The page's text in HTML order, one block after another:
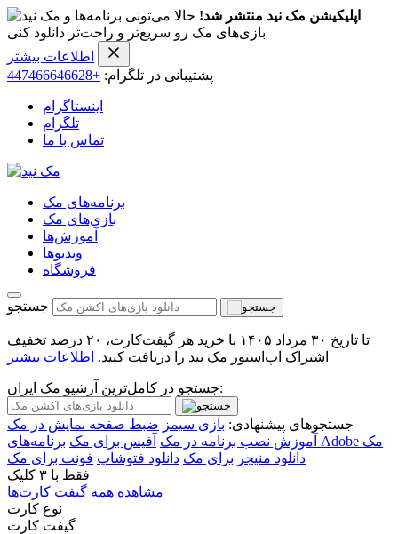
اپلیکیشن مک نید منتشر شد! حالا می‌تونی برنامه‌ها و
بازی‌های مک رو سریع‌تر و راحت‌تر دانلود کنی
اطلاعات بیشتر
پشتیبانی در تلگرام: +447466646628
اینستاگرام
تلگرام
تماس با ما
برنامه‌های مک
بازی‌های مک
آموزش‌ها
ویدیو‌ها
فروشگاه
جستجو
تا تاریخ ۳۰ مرداد ۱۴۰۵ با خرید هر گیفت‌کارت، ۲۰ درصد تخفیف
اشتراک اپ‌استور مک نید را دریافت کنید. اطلاعات بیشتر
جستجو در کامل‌ترین آرشیو مک ایران:
جستجوهای پیشنهادی: بازی سیمز ضبط صفحه نمایش در مک
آموزش نصب برنامه در مک آفیس برای مک
برنامه‌های Adobe مک
دانلود منیجر برای مک دانلود فتوشاپ فونت برای مک
فقط با ۳ کلیک
مشاهده همه گیفت کارت‌ها
نوع کارت
گیفت کارت